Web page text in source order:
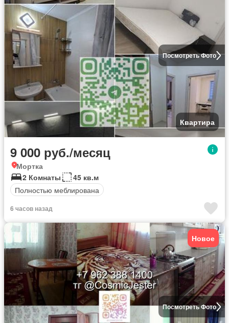
Посмотреть Фото
Квартира
9 000 руб./месяц
Мортка
2 Комнаты
45 кв.м
Полностью меблирована
6 часов назад
Посмотреть Фото
Новое